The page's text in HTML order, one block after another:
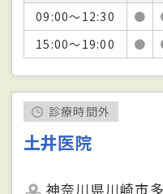
09:00～12:30
●
15:00～19:00
●
診療時間外
土井医院
神奈川県川崎市